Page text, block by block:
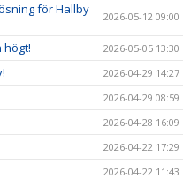
för Hallby
2026-05-12 09:00
högt! 2026-05-05 13:30
2026-04-29 14:27
2026-04-29 08:59
2026-04-28 16:09
2026-04-22 17:29
2026-04-22 11:43